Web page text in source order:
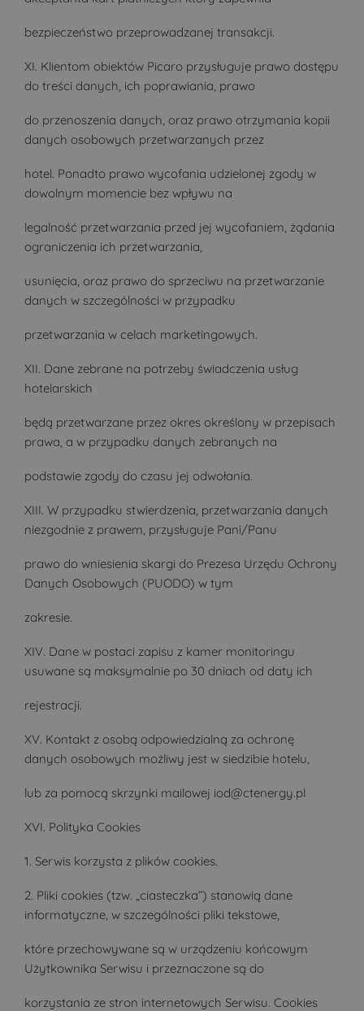
bezpieczeństwo przeprowadzanej transakcji.
XI. Klientom obiektów Picaro przysługuje prawo dostępu
do treści danych, ich poprawiania, prawo
do przenoszenia danych, oraz prawo otrzymania kopii
danych osobowych przetwarzanych przez
hotel. Ponadto prawo wycofania udzielonej zgody w
dowolnym momencie bez wpływu na
legalność przetwarzania przed jej wycofaniem, żądania
ograniczenia ich przetwarzania,
usunięcia, oraz prawo do sprzeciwu na przetwarzanie
danych w szczególności w przypadku
przetwarzania w celach marketingowych.
XII. Dane zebrane na potrzeby świadczenia usług
hotelarskich
będą przetwarzane przez okres określony w przepisach
prawa, a w przypadku danych zebranych na
podstawie zgody do czasu jej odwołania.
XIII. W przypadku stwierdzenia, przetwarzania danych
niezgodnie z prawem, przysługuje Pani/Panu
prawo do wniesienia skargi do Prezesa Urzędu Ochrony
Danych Osobowych (PUODO) w tym
zakresie.
XIV. Dane w postaci zapisu z kamer monitoringu
usuwane są maksymalnie po 30 dniach od daty ich
rejestracji.
XV. Kontakt z osobą odpowiedzialną za ochronę
danych osobowych możliwy jest w siedzibie hotelu,
lub za pomocą skrzynki mailowej iod@ctenergy.pl
XVI. Polityka Cookies
1. Serwis korzysta z plików cookies.
2. Pliki cookies (tzw. „ciasteczka”) stanowią dane
informatyczne, w szczególności pliki tekstowe,
które przechowywane są w urządzeniu końcowym
Użytkownika Serwisu i przeznaczone są do
korzystania ze stron internetowych Serwisu. Cookies